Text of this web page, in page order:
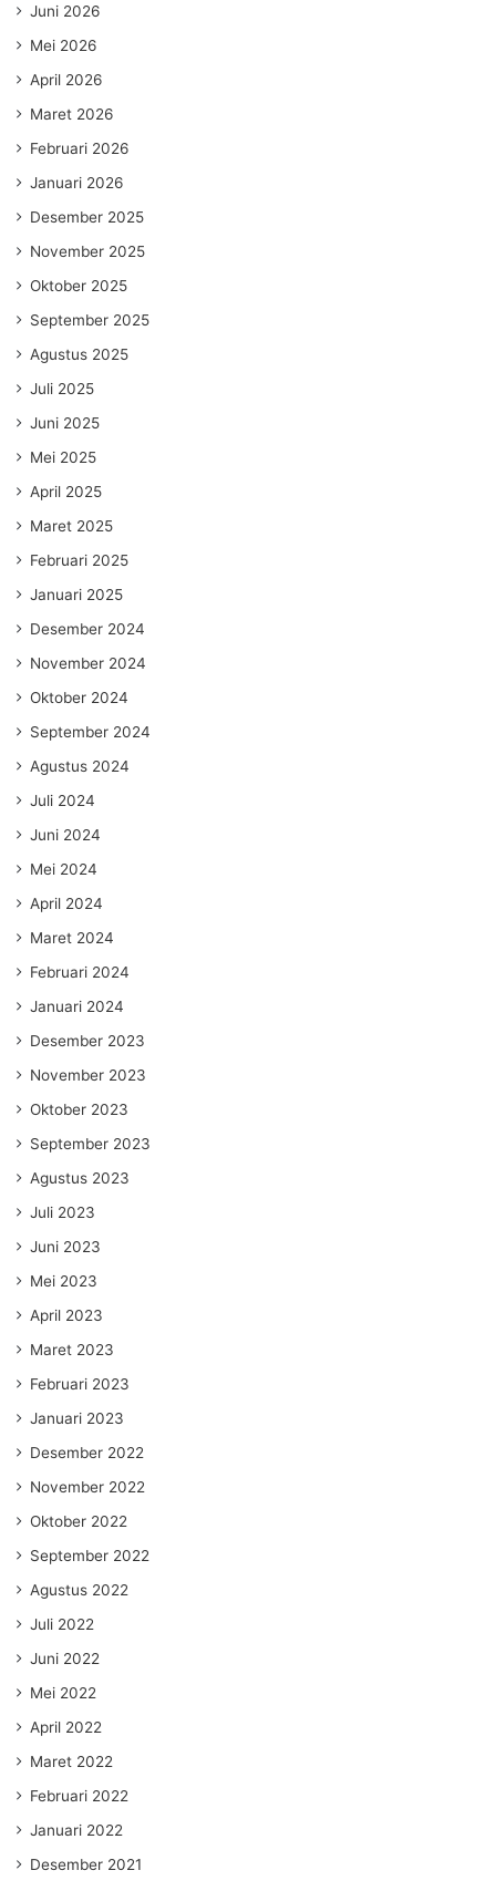
Juni 2026
Mei 2026
April 2026
Maret 2026
Februari 2026
Januari 2026
Desember 2025
November 2025
Oktober 2025
September 2025
Agustus 2025
Juli 2025
Juni 2025
Mei 2025
April 2025
Maret 2025
Februari 2025
Januari 2025
Desember 2024
November 2024
Oktober 2024
September 2024
Agustus 2024
Juli 2024
Juni 2024
Mei 2024
April 2024
Maret 2024
Februari 2024
Januari 2024
Desember 2023
November 2023
Oktober 2023
September 2023
Agustus 2023
Juli 2023
Juni 2023
Mei 2023
April 2023
Maret 2023
Februari 2023
Januari 2023
Desember 2022
November 2022
Oktober 2022
September 2022
Agustus 2022
Juli 2022
Juni 2022
Mei 2022
April 2022
Maret 2022
Februari 2022
Januari 2022
Desember 2021